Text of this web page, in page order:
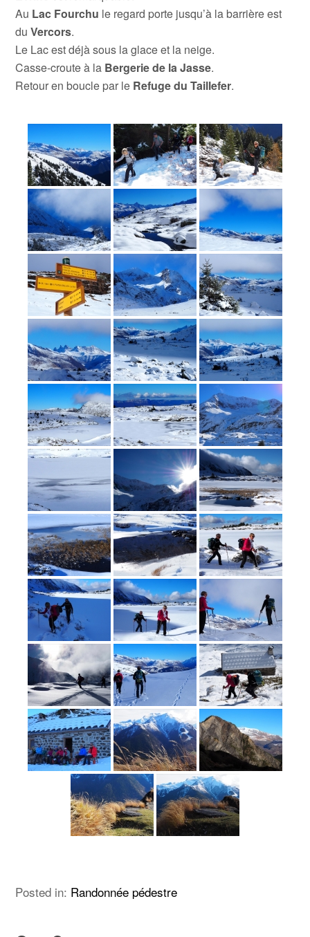
Au Lac Fourchu le regard porte jusqu’à la barrière est
duVercors.
Le Lac est déjà sous la glace et la neige.
Casse-croute à la Bergerie de la Jasse.
Retour en boucle par le Refuge du Taillefer.
Posted in: Randonnée pédestre